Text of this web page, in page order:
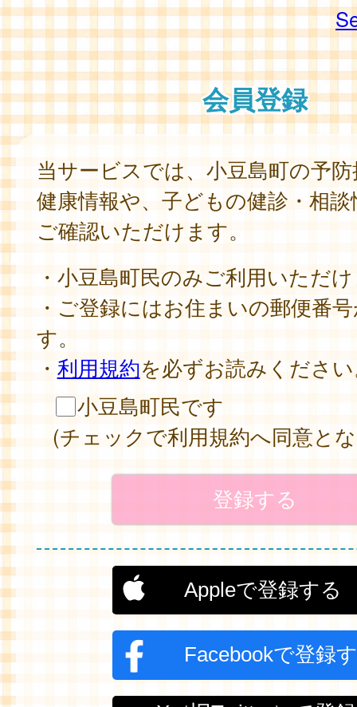
会員登録
当サービスでは、小豆島町の予
健康情報や、子どもの健診・相
ご確認いただけます。
・小豆島町民のみご利用いただ
・ご登録にはお住まいの郵便番
す。
・ 利用規約を必ずお読みくださ
小豆島町民です
(チェックで利用規約へ同意と
Appleで登録する
Facebookで登録